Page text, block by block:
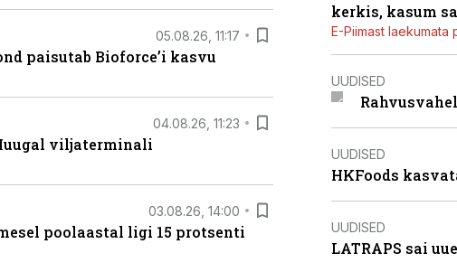
05.08.26, 11:17
paisutab Bioforce’i kasvu
04.08.26, 11:23
viljaterminali
03.08.26, 14:00
poolaastal ligi 15 protsenti
kerkis, kasum
E-Piimast laekumata
UUDISED
UUDISED
HKFoods
UUDISED
LATRAPS sai